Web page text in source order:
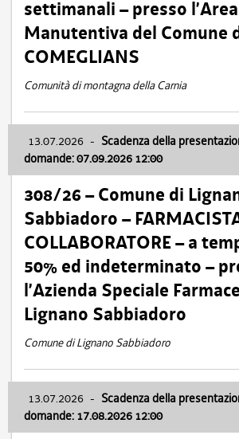
settimanali – presso
Manutentiva del Comune
COMEGLIANS
Comunità di montagna della Carnia
13.07.2026 - Scadenza della
domande: 07.09.2026 12:00
308/26 – Comune di
Sabbiadoro –
COLLABORATORE – a
50% ed indeterminato –
l’Azienda Speciale
Lignano Sabbiadoro
Comune di Lignano Sabbiadoro
13.07.2026 - Scadenza della
domande: 17.08.2026 12:00